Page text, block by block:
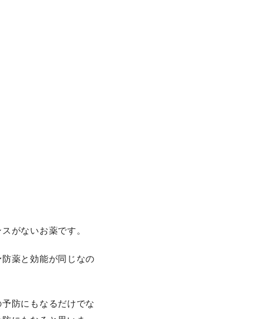
がないお薬です。
薬と効能が同じなの
防にもなるだけでな